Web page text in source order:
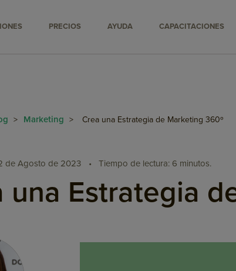
PRECIOS AYUDA CAPACITACIONES
> Marketing > Crea una Estrategia de Marketing 360º
de Agosto de 2023 • Tiempo de lectura: 6 minutos.
una Estrategia